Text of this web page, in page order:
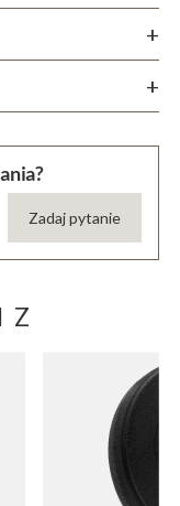
Zadaj pytanie
Z